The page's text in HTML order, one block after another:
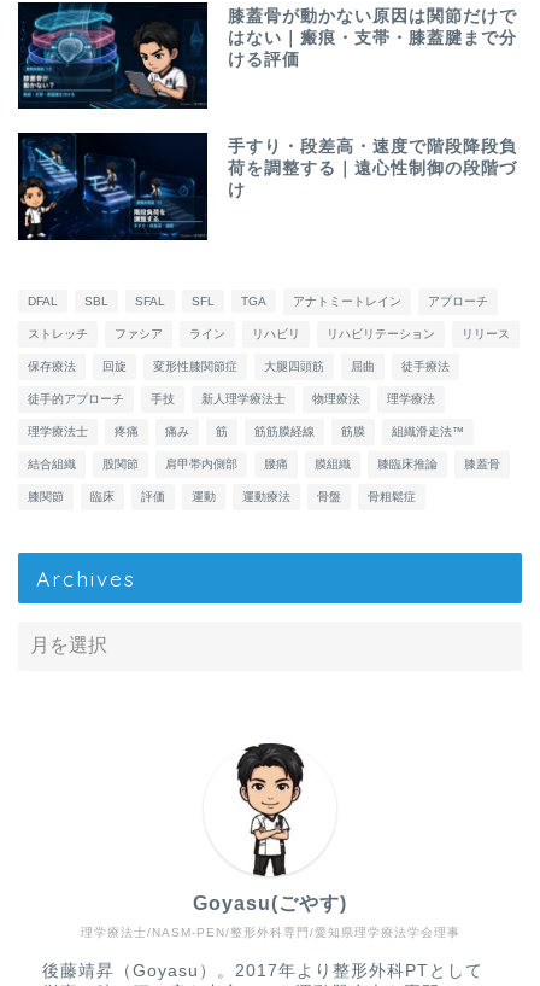
膝蓋骨が動かない原因は関節だけで
はない｜瘢痕・支帯・膝蓋腱まで分
ける評価
手すり・段差高・速度で階段降段負
荷を調整する｜遠心性制御の段階づ
け
DFAL SBL SFAL SFL TGA アナトミートレイン アプローチ
ストレッチ ファシア ライン リハビリ リハビリテーション リリース
保存療法 回旋 変形性膝関節症 大腿四頭筋 屈曲 徒手療法
徒手的アプローチ 手技 新人理学療法士 物理療法 理学療法
理学療法士 疼痛 痛み 筋 筋筋膜経線 筋膜 組織滑走法™
結合組織 股関節 肩甲帯内側部 腰痛 膜組織 膝臨床推論 膝蓋骨
膝関節 臨床 評価 運動 運動療法 骨盤 骨粗鬆症
Archives
理学療法士/NASM-PEN/整形外科専門/愛知県理学療法学会理事
Goyasu(ごやす)
後藤靖昇（Goyasu）。2017年より整形外科PTとして